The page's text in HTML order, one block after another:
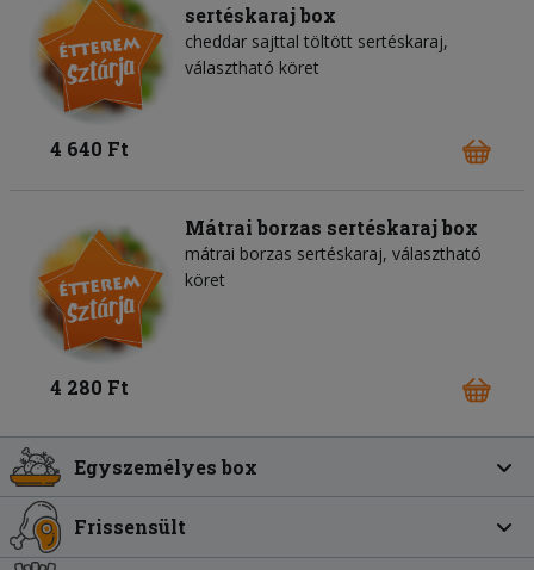
sertéskaraj box
cheddar sajttal töltött sertéskaraj,
választható köret
4 640 Ft
Mátrai borzas sertéskaraj box
mátrai borzas sertéskaraj, választható
köret
4 280 Ft
Egyszemélyes box
Frissensült